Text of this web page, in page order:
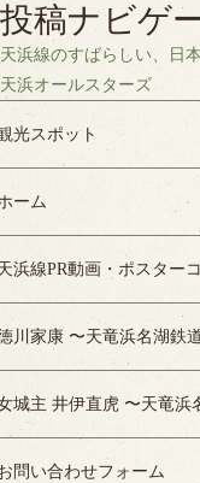
投稿ナビゲ
天浜線のすばらしい、日
天浜オールスターズ
光スポット
ーム
問い合わせフォーム